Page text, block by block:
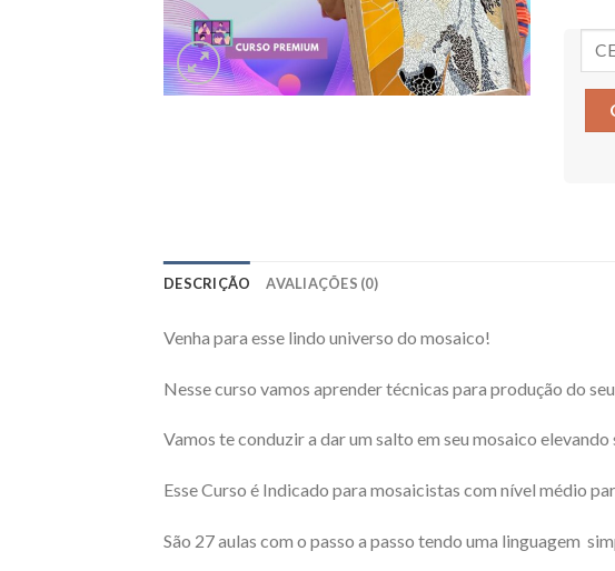
DESCRIÇÃO AVALIAÇÕES (0)
Venha para esse lindo universo do mosaico!
Nesse curso vamos aprender técnicas para produção do
Vamos te conduzir a dar um salto em seu mosaico
Esse Curso é Indicado para mosaicistas com nível médio
São 27 aulas com o passo a passo tendo uma linguagem